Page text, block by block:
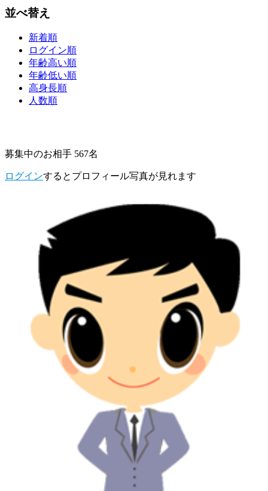
並べ替え
新着順
ログイン順
年齢高い順
年齢低い順
高身長順
人数順
募集中のお相手 567名
ログインするとプロフィール写真が見れます